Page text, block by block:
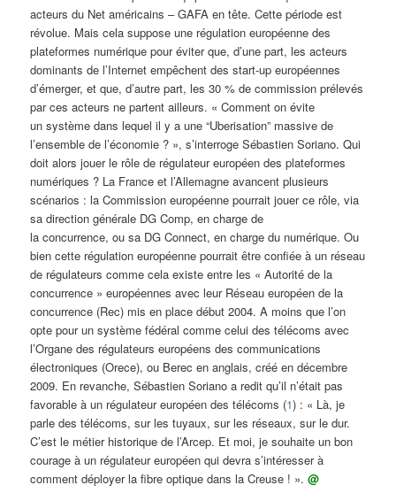
acteurs du Net américains – GAFA en tête. Cette période est
révolue. Mais cela suppose une régulation européenne des
plateformes numérique pour éviter que, d’une part, les acteurs
dominants de l’Internet empêchent des start-up européennes
d’émerger, et que, d’autre part, les 30 % de commission prélevés
par ces acteurs ne partent ailleurs. « Comment on évite
un système dans lequel il y a une “Uberisation” massive de
l’ensemble de l’économie ? », s’interroge Sébastien Soriano. Qui
doit alors jouer le rôle de régulateur européen des plateformes
numériques ? La France et l’Allemagne avancent plusieurs
scénarios : la Commission européenne pourrait jouer ce rôle, via
sa direction générale DG Comp, en charge de
la concurrence, ou sa DG Connect, en charge du numérique. Ou
bien cette régulation européenne pourrait être confiée à un réseau
de régulateurs comme cela existe entre les « Autorité de la
concurrence » européennes avec leur Réseau européen de la
concurrence (Rec) mis en place début 2004. A moins que l’on
opte pour un système fédéral comme celui des télécoms avec
l’Organe des régulateurs européens des communications
électroniques (Orece), ou Berec en anglais, créé en décembre
2009. En revanche, Sébastien Soriano a redit qu’il n’était pas
favorable à un régulateur européen des télécoms (1) : « Là, je
parle des télécoms, sur les tuyaux, sur les réseaux, sur le dur.
C’est le métier historique de l’Arcep. Et moi, je souhaite un bon
courage à un régulateur européen qui devra s’intéresser à
comment déployer la fibre optique dans la Creuse ! ». @